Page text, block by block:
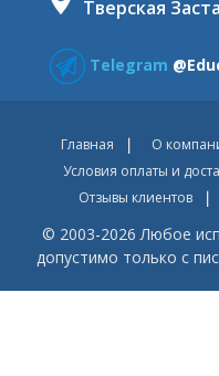
Тверская
Telegram
Главная О
Условия оплаты и
Отзывы клиентов
© 2003-2026 Любое
допустимо только с